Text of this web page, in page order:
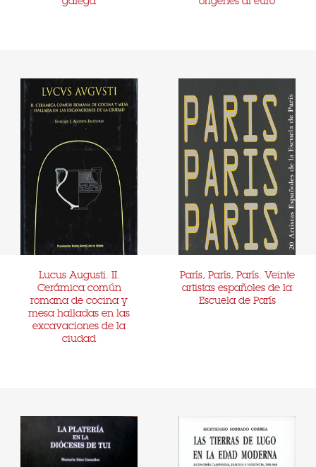
Lucus Augusti. II.
Cerámica común
romana de cocina y
mesa halladas en las
excavaciones de la
ciudad
París, París, París. Veinte
artistas españoles de la
Escuela de París